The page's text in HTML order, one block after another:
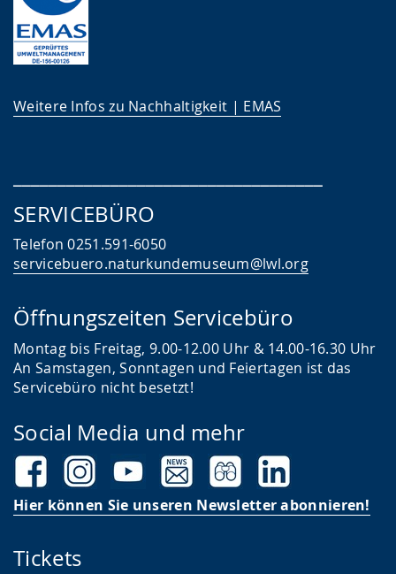
Weitere Infos zu Nachhaltigkeit | EMAS
SERVICEBÜRO
Telefon 0251.591-6050
servicebuero.naturkundemuseum@lwl.org
Öffnungszeiten Servicebüro
Montag bis Freitag, 9.00-12.00 Uhr & 14.00-16.30 Uhr
An Samstagen, Sonntagen und Feiertagen ist das
Servicebüro nicht besetzt!
Social Media und mehr
Hier können Sie unseren Newsletter abonnieren!
Tickets